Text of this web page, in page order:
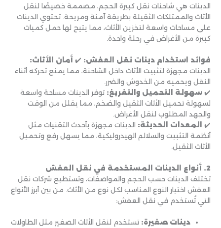
الدينات هي شاحنات نقل كبيرة الحجم، مصممة خصيصًا لنقل
الأثاث والممتلكات الثقيلة بطريقة آمنة ومريحة. تحتوي الدينات
على مساحات واسعة لتخزين الأثاث، مما يتيح لها حمل كميات
كبيرة من الأغراض في رحلة واحدة.
فوائد استخدام دينات نقل العفش: ✔️ أمان الأثاث:
الدينات مجهزة لتثبيت الأثاث داخل الشاحنة، مما يمنع تحركه أثناء
النقل ويحميه من الخدوش والضرر.
✔️سهولة التحميل والتفريغ: توفر الدينات مساحة واسعة
لسهولة تحميل الأثاث الثقيل والضخم، مما يقلل من الوقت
والجهد المطلوب لنقل الأغراض.
✔️
المعدات الحديثة: الدينات مجهزة بأحدث التقنيات مثل
أنظمة التثبيت والسلالم الهيدروليكية، مما يسهل رفع وتحميل
الأثاث الثقيل.
2. أنواع الدينات المستخدمة في نقل العفش
تختلف الدينات حسب الحجم والمواصفات، وتستطيع شركات نقل
العفش اختيار النوع المناسب لكل نوع من الأثاث. من بين أبرز الأنواع
التي تُستخدم في نقل العفش:
دينات صغيرة: تستخدم لنقل الأثاث الصغير مثل الطاولات